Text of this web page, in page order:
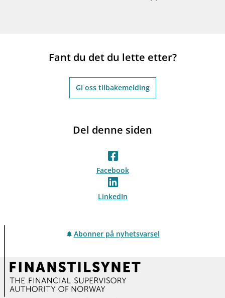
Fant du det du lette etter?
Gi oss tilbakemelding
Del denne siden
Facebook
LinkedIn
Abonner på nyhetsvarsel